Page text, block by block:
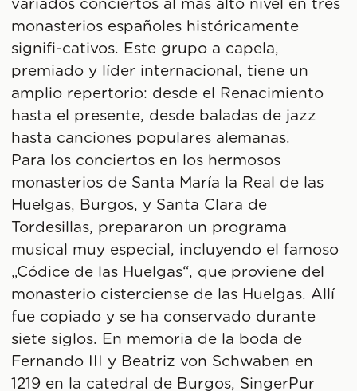
variados conciertos al más alto nivel en tres
monasterios españoles históricamente
signifi-cativos. Este grupo a capela,
premiado y líder internacional, tiene un
amplio repertorio: desde el Renacimiento
hasta el presente, desde baladas de jazz
hasta canciones populares alemanas.
Para los conciertos en los hermosos
monasterios de Santa María la Real de las
Huelgas, Burgos, y Santa Clara de
Tordesillas, prepararon un programa
musical muy especial, incluyendo el famoso
„Códice de las Huelgas“, que proviene del
monasterio cisterciense de las Huelgas. Allí
fue copiado y se ha conservado durante
siete siglos. En memoria de la boda de
Fernando III y Beatriz von Schwaben en
1219 en la catedral de Burgos, SingerPur